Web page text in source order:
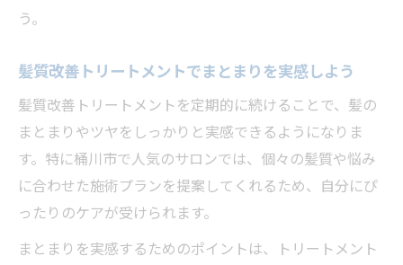
う。
髪質改善トリートメントでまとまりを実感しよう
髪質改善トリートメントを定期的に続けることで、髪の
まとまりやツヤをしっかりと実感できるようになりま
す。特に桶川市で人気のサロンでは、個々の髪質や悩み
に合わせた施術プランを提案してくれるため、自分にぴ
ったりのケアが受けられます。
まとまりを実感するためのポイントは、トリートメント